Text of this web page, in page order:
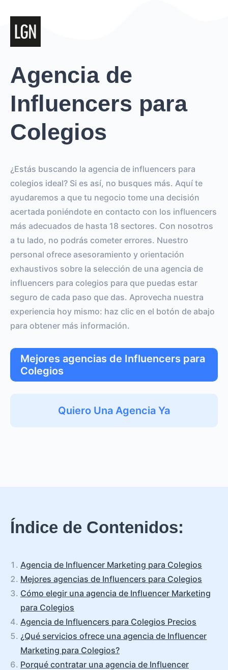
Agencia de
Influencers para
Colegios
¿Estás buscando la agencia de influencers para
colegios ideal? Si es así, no busques más. Aquí te
ayudaremos a que tu negocio tome una decisión
acertada poniéndote en contacto con los influencers
más adecuados de hasta 18 sectores. Con nosotros
a tu lado, no podrás cometer errores. Nuestro
personal ofrece asesoramiento y orientación
exhaustivos sobre la selección de una agencia de
influencers para colegios para que puedas estar
seguro de cada paso que das. Aprovecha nuestra
experiencia hoy mismo: haz clic en el botón de abajo
para obtener más información.
Mejores agencias de Influencers para
Colegios
Quiero Una Agencia Ya
Índice de Contenidos:
Agencia de Influencer Marketing para Colegios
Mejores agencias de Influencers para Colegios
Cómo elegir una agencia de Influencer Marketing
para Colegios
Agencia de Influencers para Colegios Precios
¿Qué servicios ofrece una agencia de Influencer
Marketing para Colegios?
Porqué contratar una agencia de Influencer